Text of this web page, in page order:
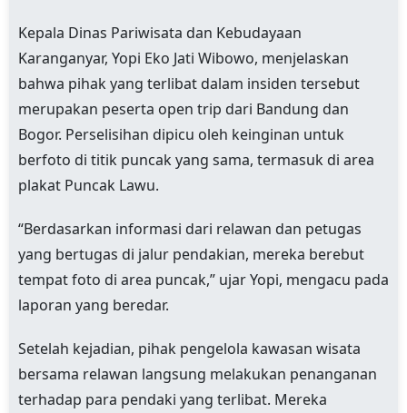
Kepala Dinas Pariwisata dan Kebudayaan
Karanganyar, Yopi Eko Jati Wibowo, menjelaskan
bahwa pihak yang terlibat dalam insiden tersebut
merupakan peserta open trip dari Bandung dan
Bogor. Perselisihan dipicu oleh keinginan untuk
berfoto di titik puncak yang sama, termasuk di area
plakat Puncak Lawu.
“Berdasarkan informasi dari relawan dan petugas
yang bertugas di jalur pendakian, mereka berebut
tempat foto di area puncak,” ujar Yopi, mengacu pada
laporan yang beredar.
Setelah kejadian, pihak pengelola kawasan wisata
bersama relawan langsung melakukan penanganan
terhadap para pendaki yang terlibat. Mereka